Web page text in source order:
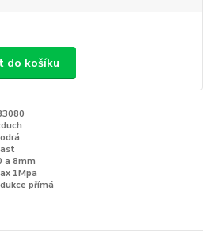
do košíku
a 8mm
1Mpa
přímá